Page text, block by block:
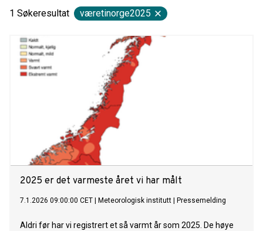
1 Søkeresultat væretinorge2025
2025 er det varmeste året vi har målt
7.1.2026 09:00:00 CET Meteorologisk institutt Pressemelding
Aldri før har vi registrert et så varmt år som 2025. De høye